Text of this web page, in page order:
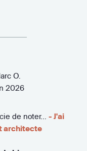
O.
2026
de noter... - J'ai
architecte